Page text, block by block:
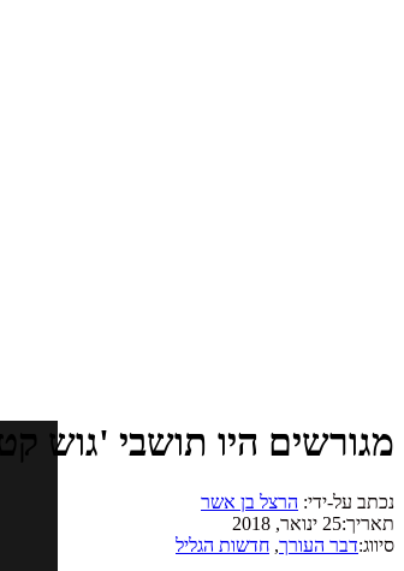
מגורשים היו תושבי 'גוש
נכתב על-ידי: הרצל בן אשר
תאריך:25 ינואר, 2018
סיווג:דבר העורך, חדשות הגליל